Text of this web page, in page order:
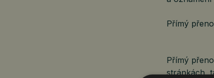
Přímý
Přímý
stránkách,